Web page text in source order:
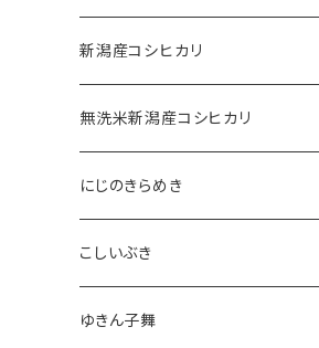
新潟産コシヒカリ
無洗米新潟産コシヒカリ
にじのきらめき
こしいぶき
ゆきん子舞